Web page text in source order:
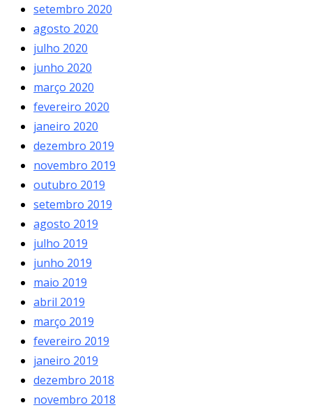
setembro 2020
agosto 2020
julho 2020
junho 2020
março 2020
fevereiro 2020
janeiro 2020
dezembro 2019
novembro 2019
outubro 2019
setembro 2019
agosto 2019
julho 2019
junho 2019
maio 2019
abril 2019
março 2019
fevereiro 2019
janeiro 2019
dezembro 2018
novembro 2018